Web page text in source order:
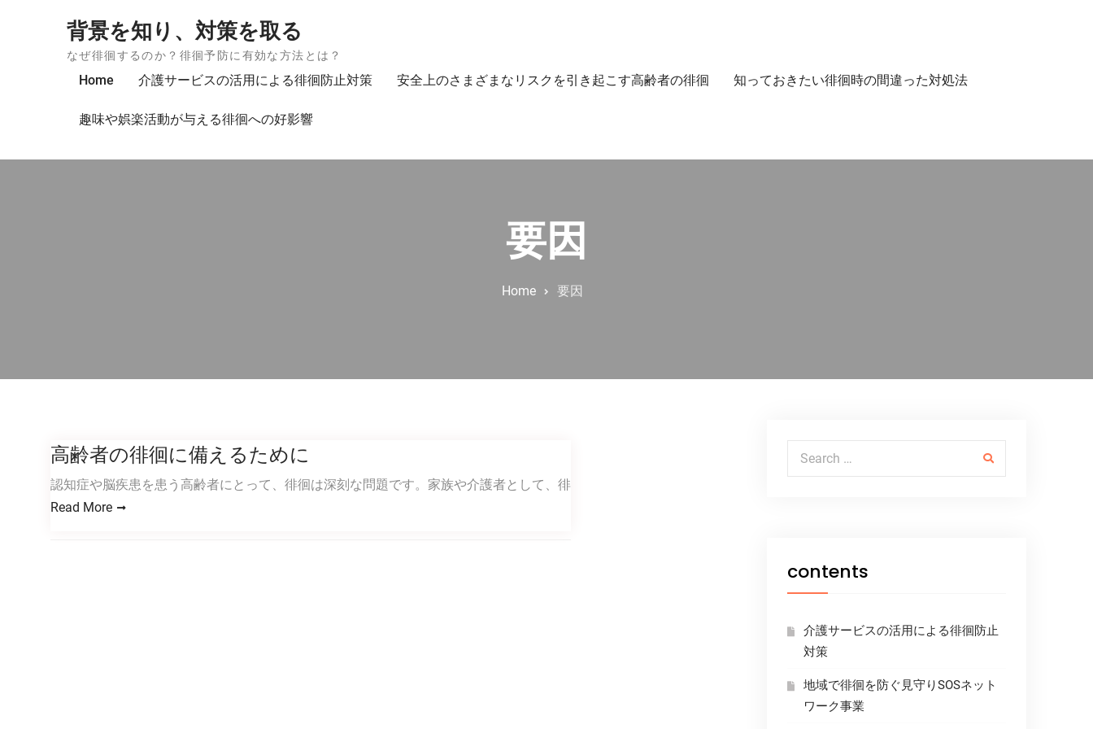
背景を知り、対策を取る
なぜ徘徊するのか？徘徊予防に有効な方法とは？
Home 介護サービスの活用による徘徊防止対策 安全上のさまざまなリスクを引き起こす高齢者の徘徊 知っておきたい徘徊時の間違った対処法
趣味や娯楽活動が与える徘徊への好影響
要因
Home 要因
高齢者の徘徊に備えるために
認知症や脳疾患を患う高齢者にとって、徘徊は深刻な問題です。家族や介護者として、徘
Read More
Search for:
contents
介護サービスの活用による徘徊防止
対策
地域で徘徊を防ぐ見守りSOSネット
ワーク事業